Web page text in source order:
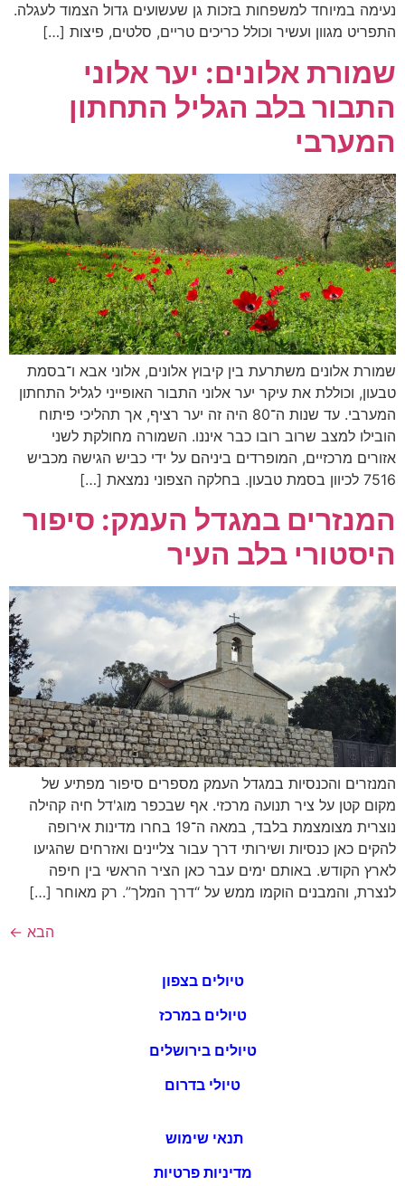
נעימה במיוחד למשפחות בזכות גן שעשועים גדול הצמוד לעגלה.
התפריט מגוון ועשיר וכולל כריכים טריים, סלטים, פיצות […]
שמורת אלונים: יער אלוני
התבור בלב הגליל התחתון
המערבי
שמורת אלונים משתרעת בין קיבוץ אלונים, אלוני אבא ו־בסמת
טבעון, וכוללת את עיקר יער אלוני התבור האופייני לגליל התחתון
המערבי. עד שנות ה־80 היה זה יער רציף, אך תהליכי פיתוח
הובילו למצב שרוב רובו כבר איננו. השמורה מחולקת לשני
אזורים מרכזיים, המופרדים ביניהם על ידי כביש הגישה מכביש
7516 לכיוון בסמת טבעון. בחלקה הצפוני נמצאת […]
המנזרים במגדל העמק: סיפור
היסטורי בלב העיר
המנזרים והכנסיות במגדל העמק מספרים סיפור מפתיע של
מקום קטן על ציר תנועה מרכזי. אף שבכפר מוג'דל חיה קהילה
נוצרית מצומצמת בלבד, במאה ה־19 בחרו מדינות אירופה
להקים כאן כנסיות ושירותי דרך עבור צליינים ואזרחים שהגיעו
לארץ הקודש. באותם ימים עבר כאן הציר הראשי בין חיפה
לנצרת, והמבנים הוקמו ממש על “דרך המלך”. רק מאוחר […]
הבא ←
טיולים בצפון
טיולים במרכז
טיולים בירושלים
טיולי בדרום
תנאי שימוש
מדיניות פרטיות